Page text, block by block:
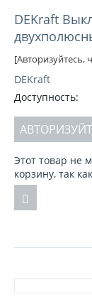
DEKraft
[Авторизуйтесь,
DEKraft
Доступность:
Этот товар не
корзину, так